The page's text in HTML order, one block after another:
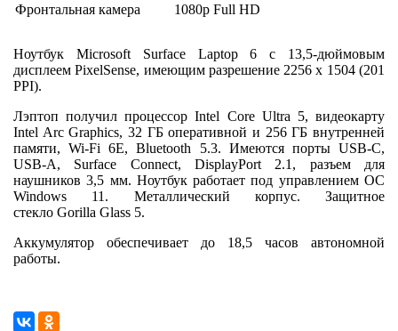
Фронтальная камера
1080p Full HD
Ноутбук Microsoft Surface Laptop 6 с 13,5-дюймовым
дисплеем PixelSense, имеющим разрешение 2256 x 1504 (201
PPI).
Лэптоп получил процессор Intel Core Ultra 5, видеокарту
Intel Arc Graphics, 32 ГБ оперативной и 256 ГБ внутренней
памяти, Wi-Fi 6E, Bluetooth 5.3. Имеются порты USB-C,
USB-A, Surface Connect, DisplayPort 2.1, разъем для
наушников 3,5 мм. Ноутбук работает под управлением ОС
Windows 11. Металлический корпус. Защитное
стекло Gorilla Glass 5.
Аккумулятор обеспечивает до 18,5 часов автономной
работы.